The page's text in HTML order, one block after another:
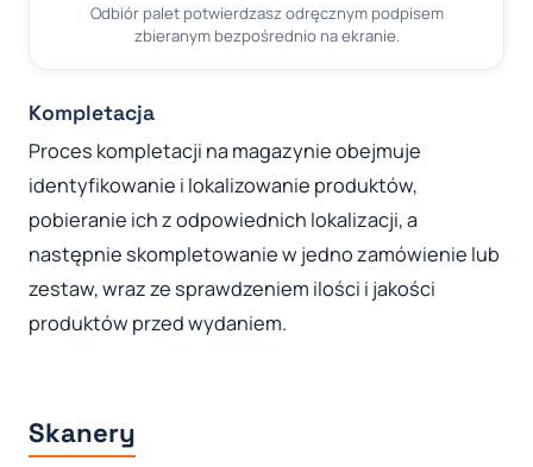
Odbiór palet potwierdzasz odręcznym podpisem
zbieranym bezpośrednio na ekranie.
Kompletacja
Proces kompletacji na magazynie obejmuje
identyfikowanie i lokalizowanie produktów,
pobieranie ich z odpowiednich lokalizacji, a
następnie skompletowanie w jedno zamówienie lub
zestaw, wraz ze sprawdzeniem ilości i jakości
produktów przed wydaniem.
Skanery